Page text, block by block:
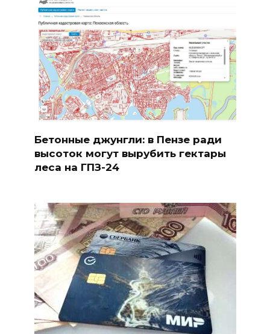
Бетонные джунгли: в Пензе ради
высоток могут вырубить гектары
леса на ГПЗ-24